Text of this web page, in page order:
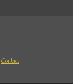
Contact